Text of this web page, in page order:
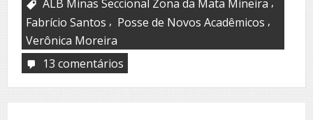
ALB Minas Seccional Zona da Mata Mineira
Fabrício Santos , Posse de Novos Acadêmicos ,
Verônica Moreira
13 comentários
Moreira